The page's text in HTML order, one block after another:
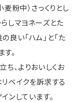
粉中）さっくりとし
しマヨネーズとた
良い「ハム」と「た
。
ち、よりおいしくお
ベイクを訴求する
ンしています。